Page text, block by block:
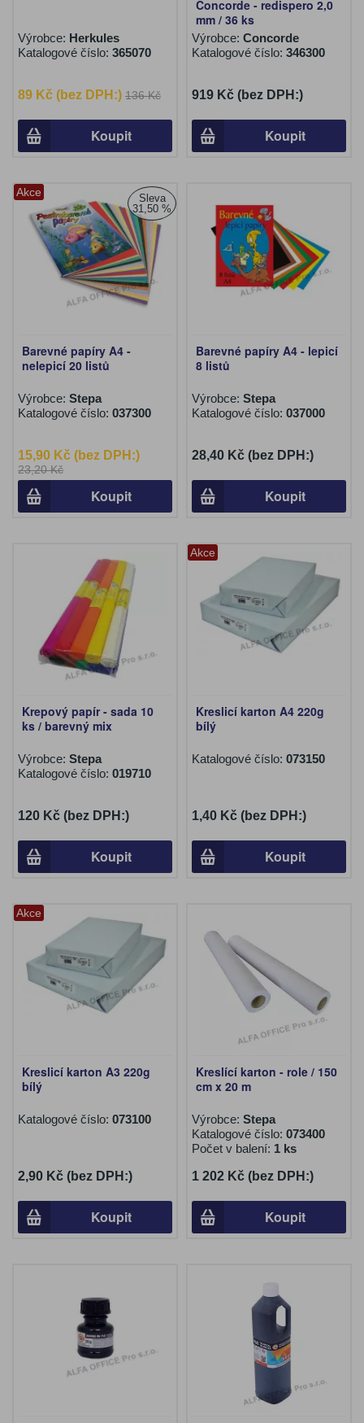
Výrobce: Herkules
Katalogové číslo: 365070
89 Kč (bez DPH:) 136 Kč
Koupit
Concorde - redispero 2,0
mm / 36 ks
Výrobce: Concorde
Katalogové číslo: 346300
919 Kč (bez DPH:)
Koupit
Akce
Sleva
31,50 %
Barevné papíry A4 -
nelepicí 20 listů
Výrobce: Stepa
Katalogové číslo: 037300
15,90 Kč (bez DPH:)
23,20 Kč
Koupit
Barevné papíry A4 - lepicí
8 listů
Výrobce: Stepa
Katalogové číslo: 037000
28,40 Kč (bez DPH:)
Koupit
Krepový papír - sada 10
ks / barevný mix
Výrobce: Stepa
Katalogové číslo: 019710
120 Kč (bez DPH:)
Koupit
Akce
Kreslicí karton A4 220g
bílý
Katalogové číslo: 073150
1,40 Kč (bez DPH:)
Koupit
Akce
Kreslicí karton A3 220g
bílý
Katalogové číslo: 073100
2,90 Kč (bez DPH:)
Koupit
Kreslící karton - role / 150
cm x 20 m
Výrobce: Stepa
Katalogové číslo: 073400
Počet v balení: 1 ks
1 202 Kč (bez DPH:)
Koupit